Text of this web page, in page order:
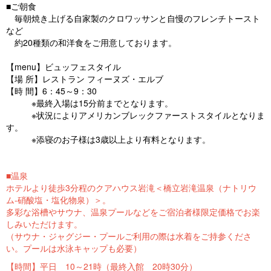
■ご朝食
毎朝焼き上げる自家製のクロワッサンと自慢のフレンチトースト
など
約20種類の和洋食をご用意しております。
【menu】ビュッフェスタイル
【場 所】レストラン フィーヌズ・エルブ
【時 間】6：45～9：30
※最終入場は15分前までとなります。
※状況によりアメリカンブレックファーストスタイルとなりま
す。
※添寝のお子様は3歳以上より有料となります。
■温泉
ホテルより徒歩3分程のクアハウス岩滝＜橋立岩滝温泉（ナトリウ
ム-硝酸塩・塩化物泉）＞。
多彩な浴槽やサウナ、温泉プールなどをご宿泊者様限定価格でお楽
しみいただけます。
（サウナ・ジャグジー・プールご利用の際は水着をご持参くださ
い。プールは水泳キャップも必要）
【時間】平日 10～21時（最終入館 20時30分）